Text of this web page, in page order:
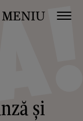
MENIU
și